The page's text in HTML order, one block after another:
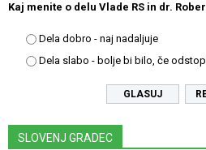
Kaj menite o delu Vlade RS in dr.
Dela dobro - naj nadaljuje
Dela slabo - bolje bi bilo, če
SLOVENJ GRADEC